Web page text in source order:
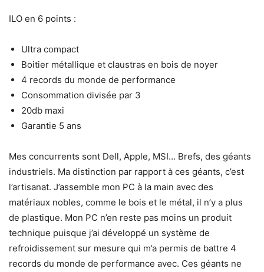
ILO en 6 points :
Ultra compact
Boitier métallique et claustras en bois de noyer
4 records du monde de performance
Consommation divisée par 3
20db maxi
Garantie 5 ans
Mes concurrents sont Dell, Apple, MSI… Brefs, des géants
industriels. Ma distinction par rapport à ces géants, c’est
l’artisanat. J’assemble mon PC à la main avec des
matériaux nobles, comme le bois et le métal, il n’y a plus
de plastique. Mon PC n’en reste pas moins un produit
technique puisque j’ai développé un système de
refroidissement sur mesure qui m’a permis de battre 4
records du monde de performance avec. Ces géants ne